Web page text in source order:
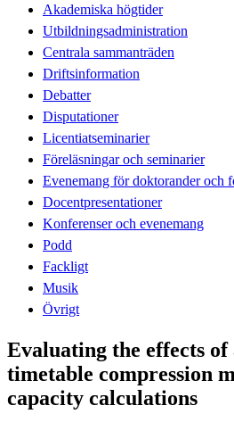
Akademiska högtider
Utbildningsadministration
Centrala sammanträden
Driftsinformation
Debatter
Disputationer
Licentiatseminarier
Föreläsningar och seminarier
Evenemang för doktorander och
Docentpresentationer
Konferenser och evenemang
Podd
Fackligt
Musik
Övrigt
Evaluating the effects
timetable compression
capacity calculations